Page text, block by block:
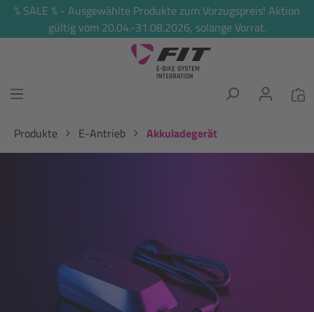
springen
% SALE % - Ausgewählte Produkte zum Vorzugspreis! Aktion
gültig vom 20.04.-31.08.2026, solange Vorrat.
Produkte E-Antrieb Akkuladegerät